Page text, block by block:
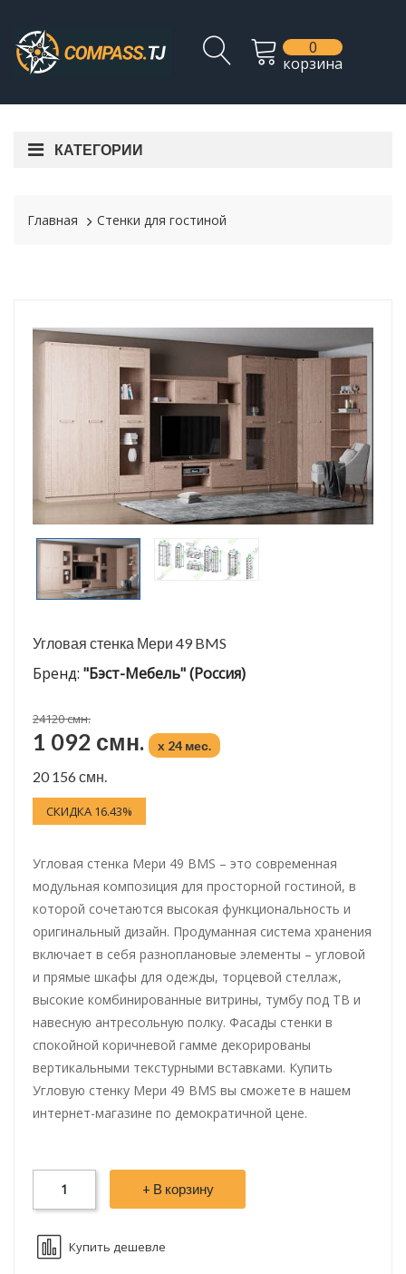
0
корзина
КАТЕГОРИИ
Главная Стенки для гостиной
Угловая стенка Мери 49 BMS
Бренд: "Бэст-Мебель" (Россия)
24120 смн.
1 092 смн. x 24 мес.
20 156 смн.
СКИДКА 16.43%
Угловая стенка Мери 49 BMS – это современная
модульная композиция для просторной гостиной, в
которой сочетаются высокая функциональность и
оригинальный дизайн. Продуманная система хранения
включает в себя разноплановые элементы – угловой
и прямые шкафы для одежды, торцевой стеллаж,
высокие комбинированные витрины, тумбу под ТВ и
навесную антресольную полку. Фасады стенки в
спокойной коричневой гамме декорированы
вертикальными текстурными вставками. Купить
Угловую стенку Мери 49 BMS вы сможете в нашем
интернет-магазине по демократичной цене.
+ В корзину
Купить дешевле